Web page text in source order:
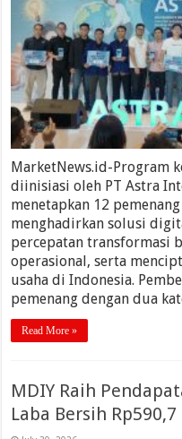
MarketNews.id-Program
diinisiasi oleh PT Astra
menetapkan 12
menghadirkan solusi
percepatan transformasi
operasional, serta
usaha di Indonesia.
pemenang dengan dua
Read More »
MDIY Raih
Laba Bersih